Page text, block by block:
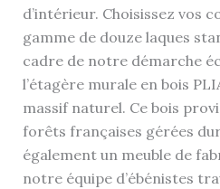
d’intérieur. Choisissez vos
gamme de douze laques
cadre de notre démarche
l’étagère murale en bois
massif naturel. Ce bois
forêts françaises gérées
également un meuble de
notre équipe d’ébénistes